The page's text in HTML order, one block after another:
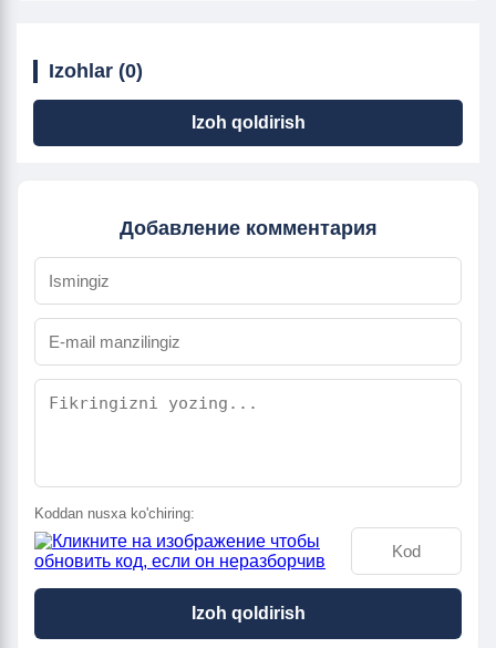
Izohlar (0)
Izoh qoldirish
Добавление комментария
Koddan nusxa ko'chiring:
Izoh qoldirish